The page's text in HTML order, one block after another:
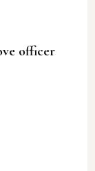
officer